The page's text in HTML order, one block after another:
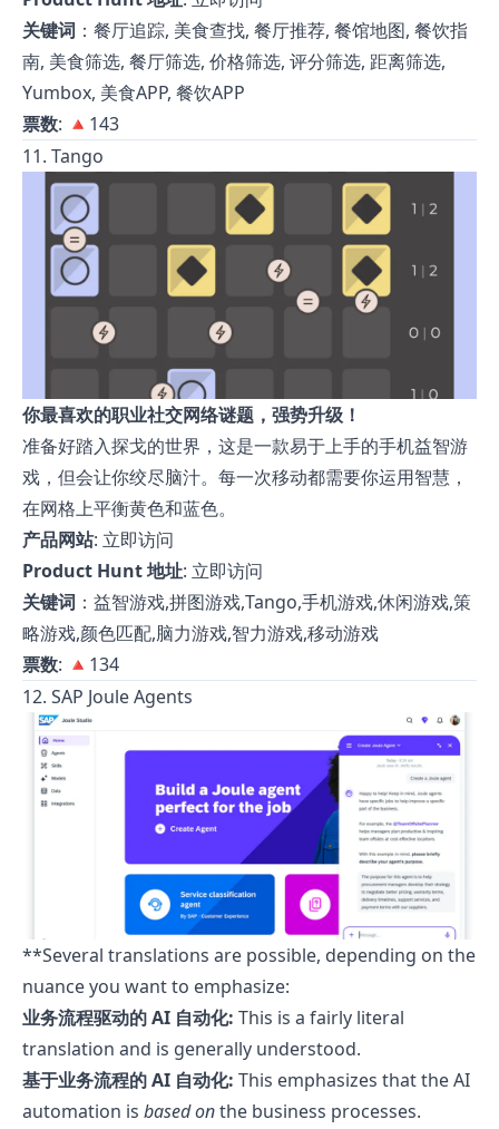
关键词 ：餐厅追踪, 美食查找, 餐厅推荐, 餐馆地图, 餐饮指
南, 美食筛选, 餐厅筛选, 价格筛选, 评分筛选, 距离筛选,
Yumbox, 美食APP, 餐饮APP
票数: 🔺143
11. Tango
你最喜欢的职业社交网络谜题，强势升级！
准备好踏入探戈的世界，这是一款易于上手的手机益智游
戏，但会让你绞尽脑汁。每一次移动都需要你运用智慧，
在网格上平衡黄色和蓝色。
产品网站: 立即访问
Product Hunt 地址: 立即访问
关键词 ：益智游戏,拼图游戏,Tango,手机游戏,休闲游戏,策
略游戏,颜色匹配,脑力游戏,智力游戏,移动游戏
票数: 🔺134
12. SAP Joule Agents
**Several translations are possible, depending on the
nuance you want to emphasize:
业务流程驱动的 AI 自动化: This is a fairly literal
translation and is generally understood.
基于业务流程的 AI 自动化: This emphasizes that the AI
automation is based onthe business processes.